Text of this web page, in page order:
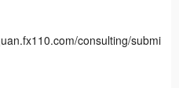
consulting/submi